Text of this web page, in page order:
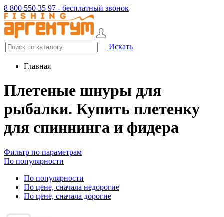
8 800 550 35 97 - бесплатный звонок
Искать
Главная
Плетеные шнуры для
рыбалки. Купить плетенку
для спиннинга и фидера
Фильтр по параметрам
По популярности
По популярности
По цене, сначала недорогие
По цене, сначала дорогие